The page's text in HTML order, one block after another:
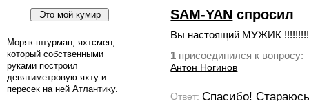
Моряк-штурман, яхтсмен,
который собственными
руками построил
девятиметровую яхту и
пересек на ней Атлантику.
SAM-YAN спросил
Вы настоящий МУЖИК
1 присоединился к вопросу:
Антон Ногинов
Ответ:Спасибо!